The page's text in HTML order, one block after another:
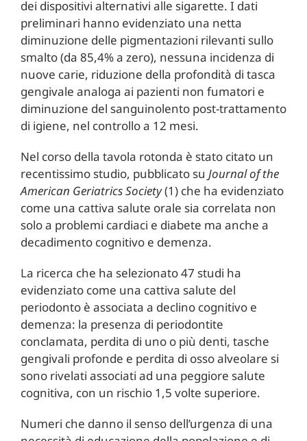
dei dispositivi alternativi alle sigarette. I dati
preliminari hanno evidenziato una netta
diminuzione delle pigmentazioni rilevanti sullo
smalto (da 85,4% a zero), nessuna incidenza di
nuove carie, riduzione della profondità di tasca
gengivale analoga ai pazienti non fumatori e
diminuzione del sanguinolento post-trattamento
di igiene, nel controllo a 12 mesi.
Nel corso della tavola rotonda è stato citato un
recentissimo studio, pubblicato su Journal of the
American Geriatrics Society(1) che ha evidenziato
come una cattiva salute orale sia correlata non
solo a problemi cardiaci e diabete ma anche a
decadimento cognitivo e demenza.
La ricerca che ha selezionato 47 studi ha
evidenziato come una cattiva salute del
periodonto è associata a declino cognitivo e
demenza: la presenza di periodontite
conclamata, perdita di uno o più denti, tasche
gengivali profonde e perdita di osso alveolare si
sono rivelati associati ad una peggiore salute
cognitiva, con un rischio 1,5 volte superiore.
Numeri che danno il senso dell’urgenza di una